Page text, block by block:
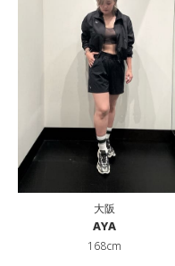
大阪
AYA
168cm